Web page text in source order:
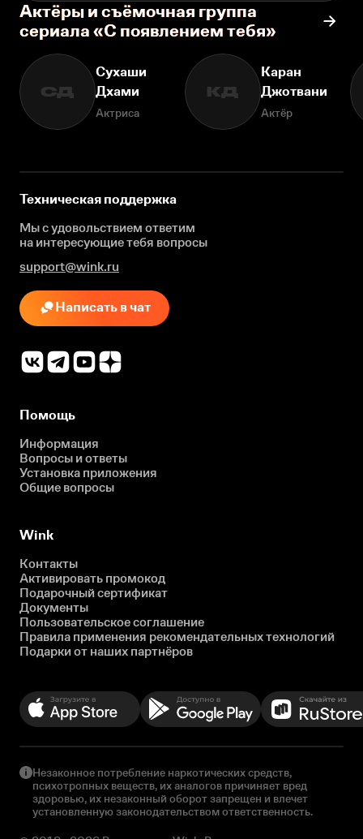
Актёры и съёмочная группа
сериала «С появлением тебя»
СД
Сухаши
Дхами
Актриса
КД
Каран
Джотвани
Актёр
Техническая поддержка
Мы с удовольствием ответим
на интересующиетебя вопросы
support@wink.ru
Написать в чат
Помощь
Информация
Вопросы и ответы
Установка приложения
Общие вопросы
Wink
Контакты
Активировать промокод
Подарочный сертификат
Документы
Пользовательское соглашение
Правила применения рекомендательных технологий
Подарки от наших партнёров
Незаконное потребление наркотических средств,
психотропных веществ, их аналогов причиняет вред
здоровью, их незаконный оборот запрещен и влечет
установленную законодательством ответственность.